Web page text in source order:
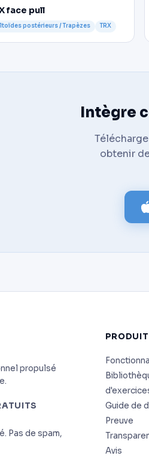
face pull
postérieurs / Trapèzes TRX
Intègre
obtenir
propulsé
Pas de spam,
PRODUIT
Guide de
Preuve
Avis